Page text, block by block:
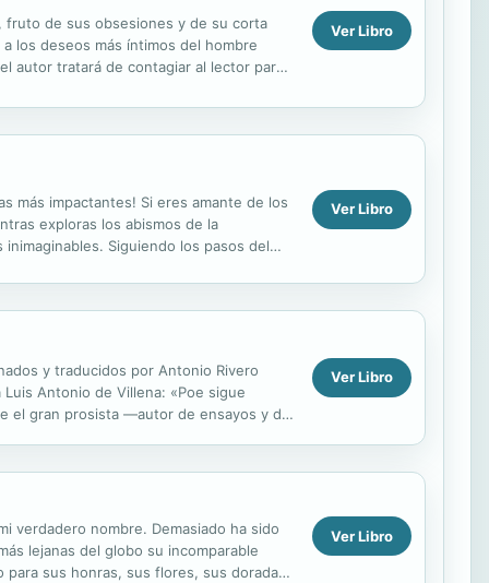
fruto de sus obsesiones y de su corta
los deseos más íntimos del hombre
autor tratará de contagiar al lector para
Ver Libro
más impactantes! Si eres amante de los
exploras los abismos de la
Siguiendo los pasos del
Ver Libro
y traducidos por Antonio Rivero
Antonio de Villena: «Poe sigue
el gran prosista —autor de ensayos y de
Ver Libro
verdadero nombre. Demasiado ha sido
lejanas del globo su incomparable
sus honras, sus flores, sus doradas
Ver Libro